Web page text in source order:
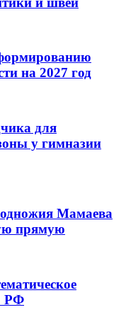
на 2027 год
для
у гимназии
Мамаева
прямую
РФ